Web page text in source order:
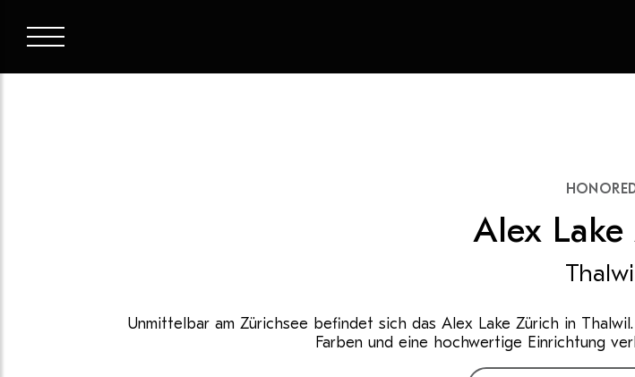
Alex Lake
Unmittelbar am Zürichsee befindet sich das Alex Lake Zürich in
Farben und eine hochwertige Einrichtung